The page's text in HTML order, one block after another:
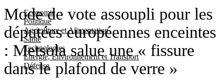
Economie
Politique
Agriculture et Alimentation
Santé
Technologies
Energie, Environnement et Transport
Défense
Mode de vote assoupli pour les
députées européennes enceintes
: Metsola salue une « fissure
dans le plafond de verre »